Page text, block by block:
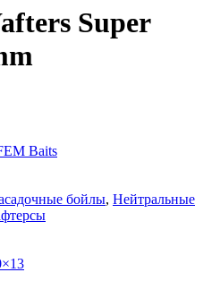
Super
Baits
бойлы, Нейтральные